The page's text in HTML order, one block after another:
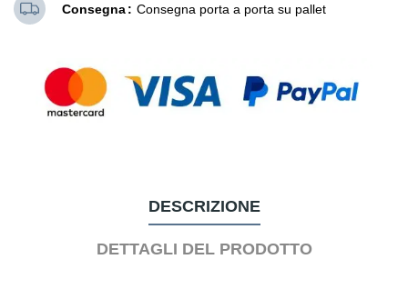
Consegna Consegna porta a porta su pallet
DESCRIZIONE
DETTAGLI DEL PRODOTTO